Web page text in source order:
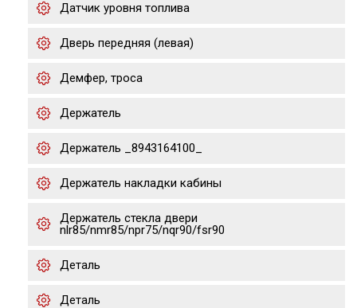
Датчик уровня топлива
Дверь передняя (левая)
Демфер, троса
Держатель
Держатель _8943164100_
Держатель накладки кабины
Держатель стекла двери
nlr85/nmr85/npr75/nqr90/fsr90
Деталь
Деталь